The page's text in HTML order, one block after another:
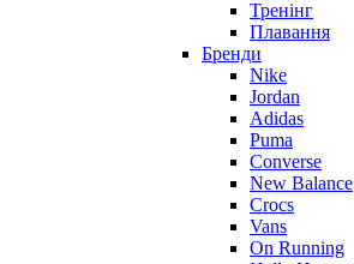
Тренінг
Плавання
Бренди
Nike
Jordan
Adidas
Puma
Converse
New Balance
Crocs
Vans
On Running